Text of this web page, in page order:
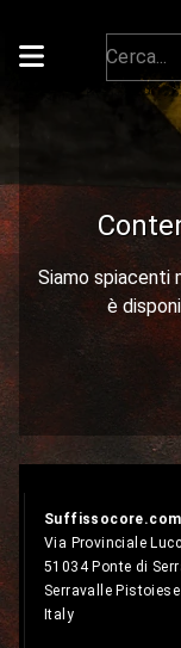
Siamo spiacenti
è
Via Provinciale
51034 Ponte di
Serravalle
Italy